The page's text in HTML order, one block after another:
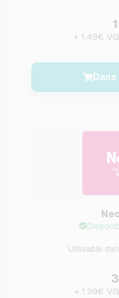
+ 1,49€
Utilisable
+ 1,99€